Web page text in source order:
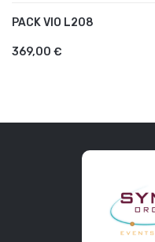
PACK VIO L208
369,00 €